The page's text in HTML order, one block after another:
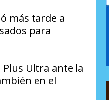
más tarde a
para
Ultra ante la
en el